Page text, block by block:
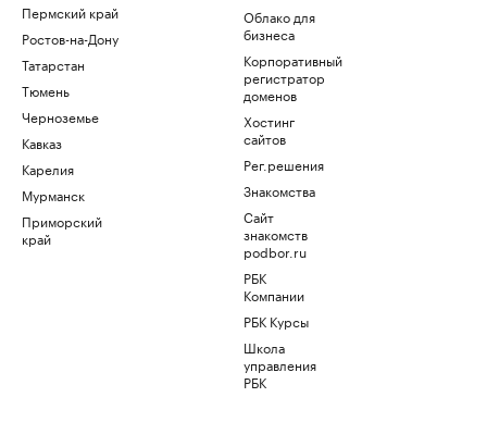
Пермский край
Ростов-на-Дону
Татарстан
Тюмень
Черноземье
Кавказ
Карелия
Мурманск
Приморский
край
Облако для
бизнеса
Корпоративный
регистратор
доменов
Хостинг
сайтов
Рег.решения
Знакомства
Сайт
знакомств
podbor.ru
РБК
Компании
РБК Курсы
Школа
управления
РБК